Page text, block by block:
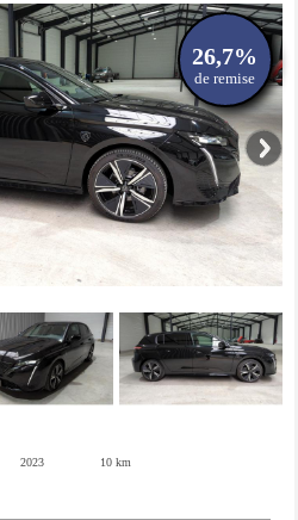
26,7%
de remise
2023 10 km